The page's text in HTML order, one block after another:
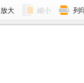
放大 縮小 列